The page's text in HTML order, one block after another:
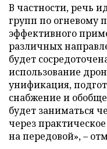
В частности, речь
групп по огневому
эффективного
различных
будет
использование
унификация,
снабжение и
будет заниматься
через
на передовой», –